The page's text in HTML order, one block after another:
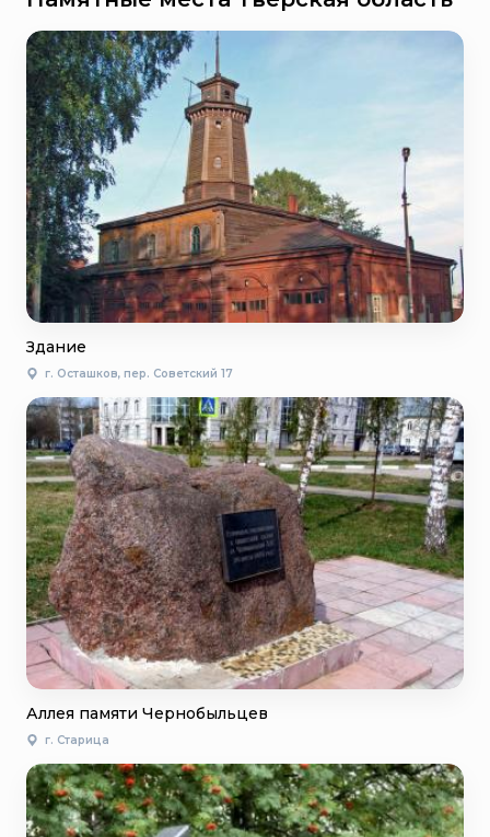
Здание
г. Осташков, пер. Советский 17
Аллея памяти Чернобыльцев
г. Старица